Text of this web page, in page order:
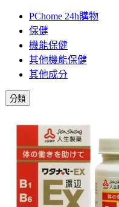
PChome 24h購物
保健
機能保健
其他機能保健
其他成分
分類